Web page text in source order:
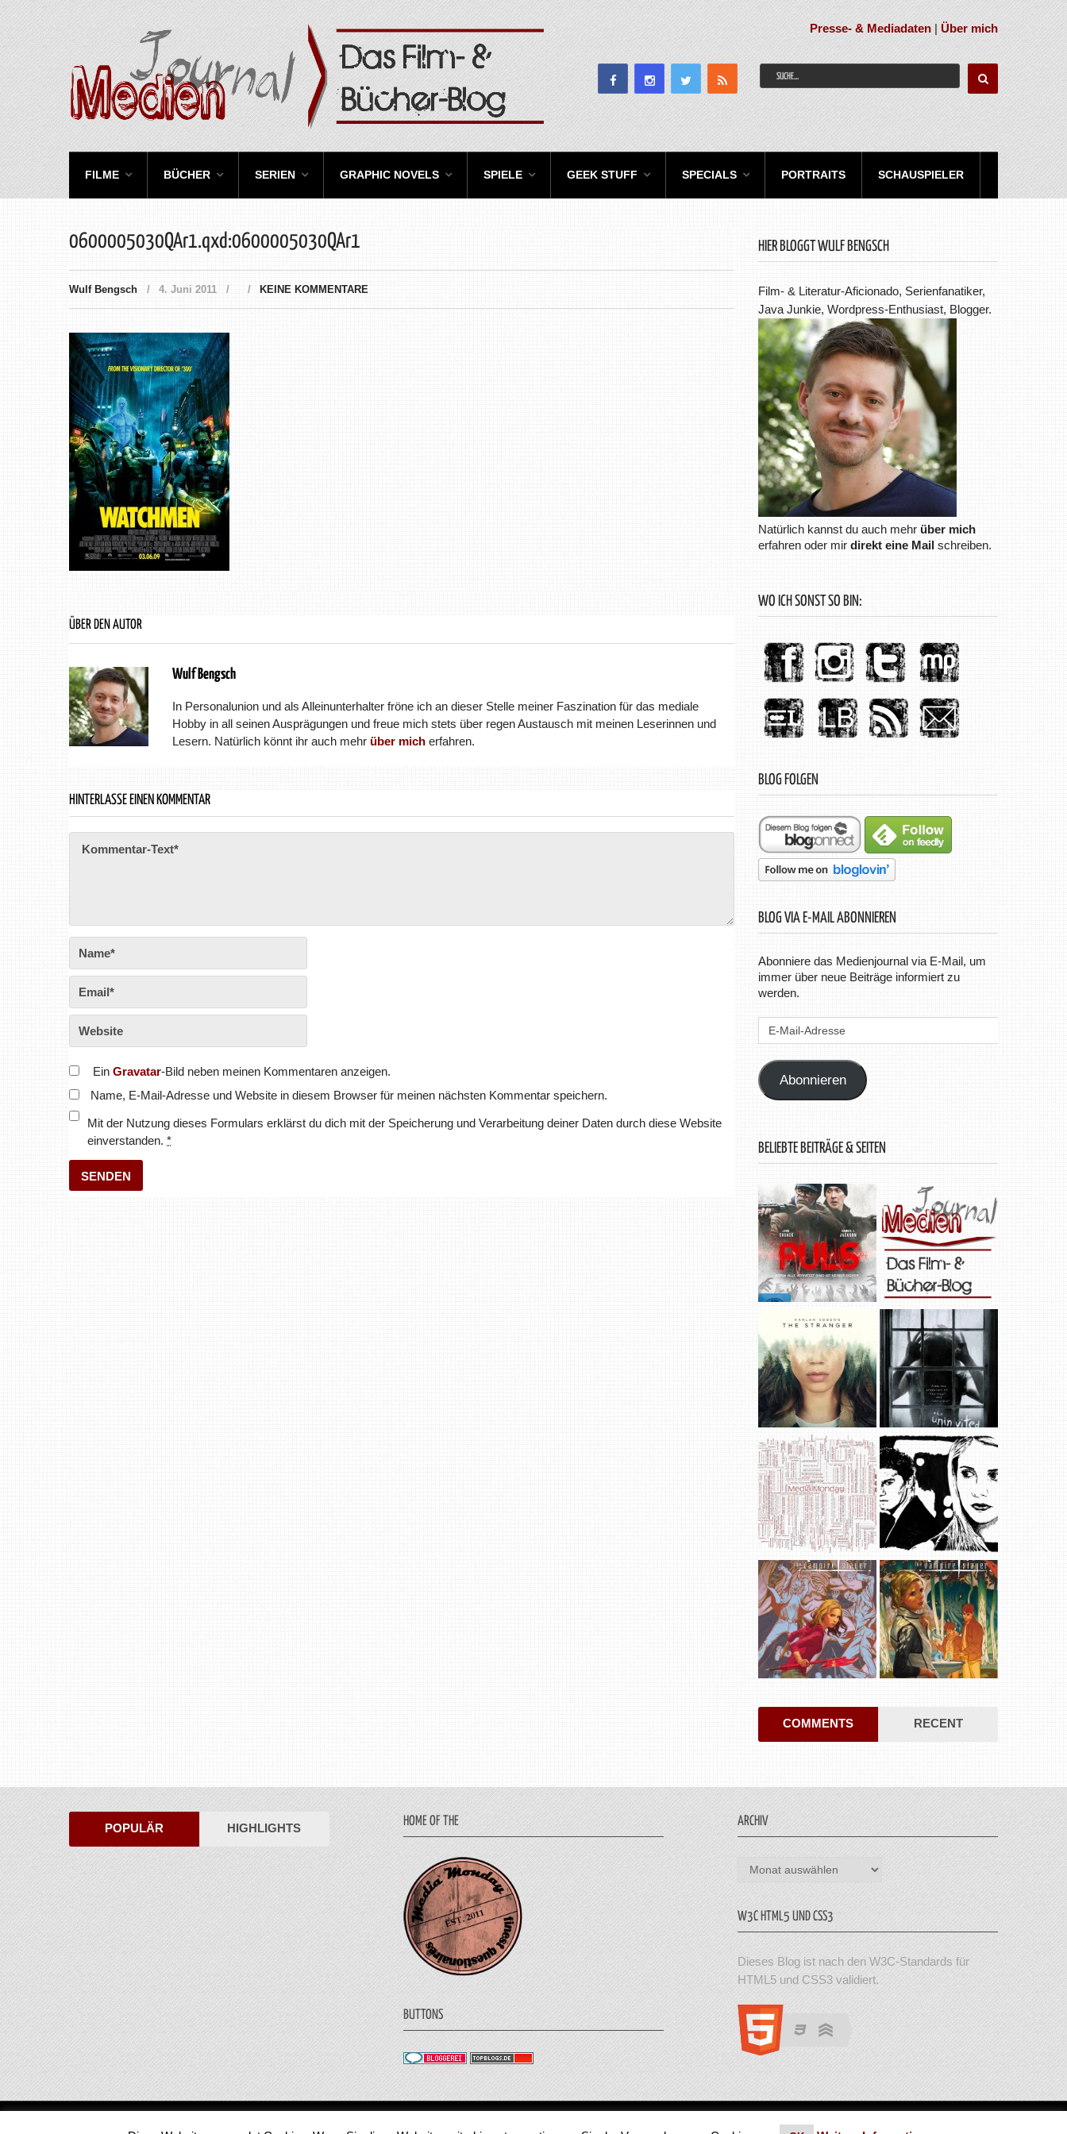
Presse- & Mediadaten |Über mich
FILME BÜCHER SERIEN GRAPHIC NOVELS SPIELE GEEK STUFF SPECIALS PORTRAITS SCHAUSPIELER
0600005030QAr1.qxd:0600005030QAr1
Wulf Bengsch 4. Juni 2011 KEINE KOMMENTARE
ÜBER DEN AUTOR
Wulf Bengsch
In Personalunion und als Alleinunterhalter fröne ich an dieser Stelle meiner Faszination für das mediale
Hobby in all seinen Ausprägungen und freue mich stets über regen Austausch mit meinen Leserinnen und
Lesern. Natürlich könnt ihr auch mehr über mich erfahren.
HINTERLASSE EINEN KOMMENTAR
EinGravatar-Bild neben meinen Kommentaren anzeigen.
Name, E-Mail-Adresse und Website in diesem Browser für meinen nächsten Kommentar speichern.
Mit der Nutzung dieses Formulars erklärst du dich mit der Speicherung und Verarbeitung deiner Daten durch diese Website
einverstanden. *
HIER BLOGGT WULF BENGSCH
Film- & Literatur-Aficionado, Serienfanatiker,
Java Junkie, Wordpress-Enthusiast, Blogger.
Natürlich kannst du auch mehr über mich
erfahren oder mirdirekt eine Mail schreiben.
WO ICH SONST SO BIN:
BLOG FOLGEN
BLOG VIA E-MAIL ABONNIEREN
Abonniere das Medienjournal via E-Mail, um
immer über neue Beiträge informiert zu
werden.
E-
Abonnieren
BELIEBTE BEITRÄGE & SEITEN
COMMENTS RECENT
POPULÄR HIGHLIGHTS HOME OF THE
BUTTONS
ARCHIV
Archiv
W3C HTML5 UND CSS3
Dieses Blog ist nach den W3C-Standards für
HTML5 und CSS3 validiert.
Medienjournal Copyright © 2026. © 2011 - 2018 Medienjournal. Alle Rechte vorbehalten. Theme von MyThemeShop. Impressum